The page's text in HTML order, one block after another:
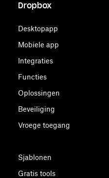
Dropbox
Desktopapp
Mobiele app
Integraties
Functies
Oplossingen
Beveiliging
Vroege toegang
Sjablonen
Gratis tools